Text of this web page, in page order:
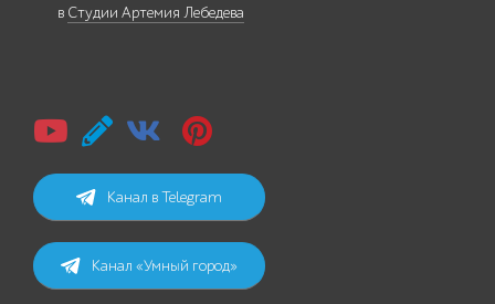
в Студии Артемия Лебедева
Канал в Telegram
Канал «Умный город»